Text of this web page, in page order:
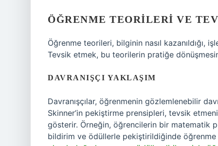
ÖĞRENME TEORILERI VE
Öğrenme teorileri, bilginin nasıl kazanıldığı,
Tevsik etmek, bu teorilerin pratiğe
DAVRANIŞÇI YAKLAŞIM
Davranışçılar, öğrenmenin gözlemlenebilir
Skinner’in pekiştirme prensipleri, tevsik
gösterir. Örneğin, öğrencilerin bir matematik
bildirim ve ödüllerle pekiştirildiğinde öğrenme